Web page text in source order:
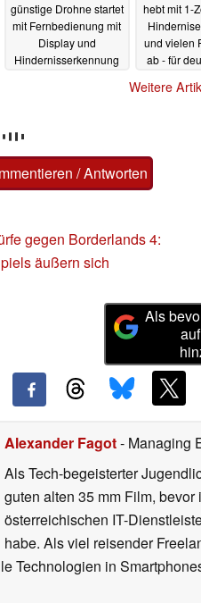
günstige Drohne startet
mit Fernbedienung mit
Display und
Hindernisserkennung
hebt mit 1-
und vielen
ab - für
Weitere
/ Antworten
gegen Borderlands 4:
äußern sich
Als
Alexander Fagot- Managing
Als Tech-begeisterter
guten alten 35 mm Film,
österreichischen IT-
habe. Als viel reisender
Technologien in